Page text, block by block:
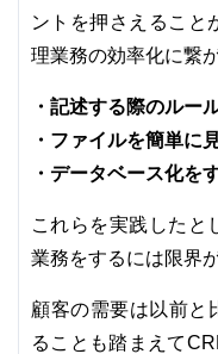
ントを押さえること
理業務の効率化に繋
・記述する際のルー
・ファイルを簡単に
・データベース化を
これらを実践したと
業務をするには限界
顧客の需要は以前と
ることも踏まえて